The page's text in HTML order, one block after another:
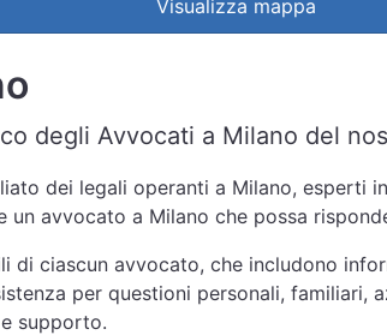
Visualizza mappa
degli Avvocati a Milano del
dei legali operanti a Milano, esperti
avvocato a Milano che possa
di ciascun avvocato, che includono
per questioni personali, familiari,
supporto.